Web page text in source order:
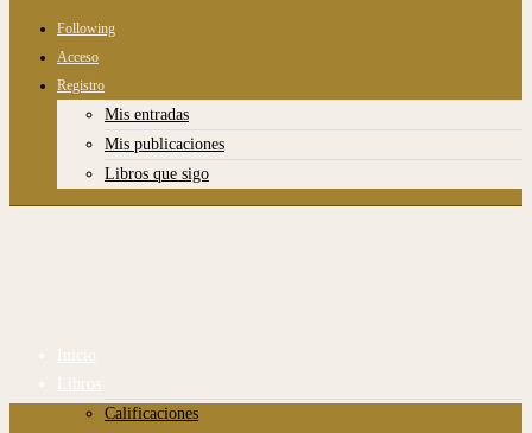
Following
Acceso
Registro
Mis entradas
Mis publicaciones
Libros que sigo
Inicio
Libros
Calificaciones